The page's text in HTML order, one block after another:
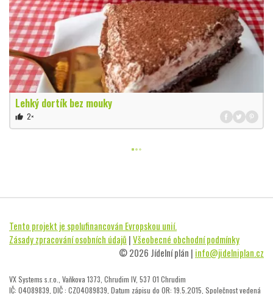
Lehký dortík bez mouky
thumb_up 2×
Tento projekt je spolufinancován Evropskou unií.
Zásady zpracování osobních údajů |Všeobecné obchodní podmínky
© 2026 Jídelní plán | info@jidelniplan.cz
VX Systems s.r.o., Vaňkova 1373, Chrudim IV, 537 01 Chrudim
IČ: 04089839, DIČ : CZ04089839, Datum zápisu do OR: 19.5.2015, Společnost vedená